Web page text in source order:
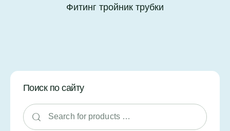
Фитинг тройник трубки
Поиск по сайту